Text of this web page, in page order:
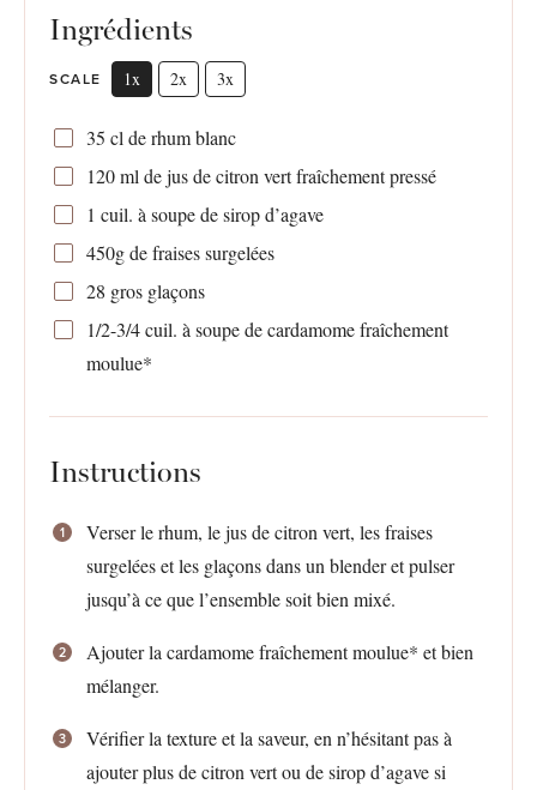
Ingrédients
SCALE 1x 2x 3x
35 cl de rhum blanc
120ml de jus de citron vert fraîchement pressé
1 cuil. à soupe de sirop d’agave
450gde fraises surgelées
28 gros glaçons
1/2-3/4cuil. à soupe de cardamome fraîchement
moulue*
Instructions
Verser le rhum, le jus de citron vert, les fraises
surgelées et les glaçons dans un blender et pulser
jusqu’à ce que l’ensemble soit bien mixé.
Ajouter la cardamome fraîchement moulue* et bien
mélanger.
Vérifier la texture et la saveur, en n’hésitant pas à
ajouter plus de citron vert ou de sirop d’agave si